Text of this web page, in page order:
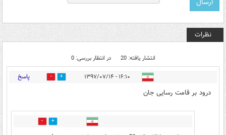
نظرات
انتشار یافته: 20 در انتظار بررسی: 0
۱۶:۱۰ - ۱۳۹۷/۰۷/۱۴ 69 پاسخ
درود بر قامت رسایی جان
5